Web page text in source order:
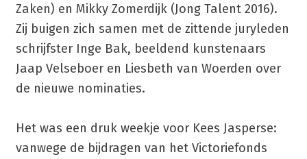
Zaken) en Mikky Zomerdijk (Jong Talent 2016).
Zij buigen zich samen met de zittende juryleden
schrijfster Inge Bak, beeldend kunstenaars
Jaap Velseboer en Liesbeth van Woerden over
de nieuwe nominaties.
Het was een druk weekje voor Kees Jasperse:
vanwege de bijdragen van het Victoriefonds